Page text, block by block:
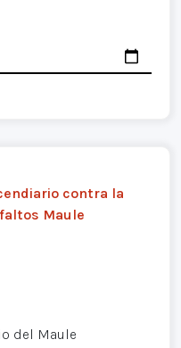
contra la
Maule
del Maule